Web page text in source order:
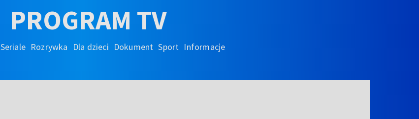
PROGRAM TV
Seriale Rozrywka Dla dzieci Dokument Sport Informacje